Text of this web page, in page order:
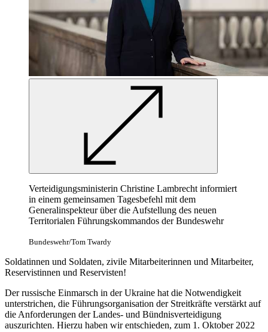
Verteidigungsministerin Christine Lambrecht informiert
in einem gemeinsamen Tagesbefehl mit dem
Generalinspekteur über die Aufstellung des neuen
Territorialen Führungskommandos der Bundeswehr
Bundeswehr/Tom Twardy
Soldatinnen und Soldaten, zivile Mitarbeiterinnen und Mitarbeiter,
Reservistinnen und Reservisten!
Der russische Einmarsch in der Ukraine hat die Notwendigkeit
unterstrichen, die Führungsorganisation der Streitkräfte verstärkt auf
die Anforderungen der Landes- und Bündnisverteidigung
auszurichten. Hierzu haben wir entschieden, zum 1. Oktober 2022